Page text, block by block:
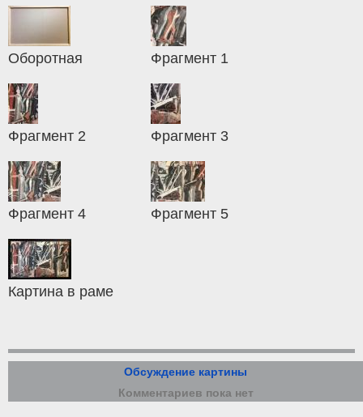
Оборотная Фрагмент 1
Фрагмент 2 Фрагмент 3
Фрагмент 4 Фрагмент 5
Картина в раме
Обсуждение картины
Комментариев пока нет